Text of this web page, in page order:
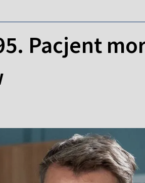
Pacjent